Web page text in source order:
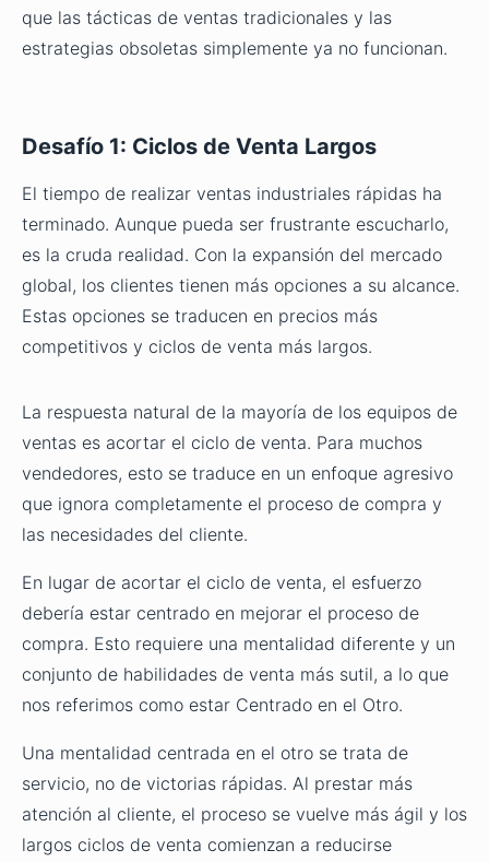
que las tácticas de ventas tradicionales y las
estrategias obsoletas simplemente ya no funcionan.
Desafío 1: Ciclos de Venta Largos
El tiempo de realizar ventas industriales rápidas ha
terminado. Aunque pueda ser frustrante escucharlo,
es la cruda realidad. Con la expansión del mercado
global, los clientes tienen más opciones a su alcance.
Estas opciones se traducen en precios más
competitivos y ciclos de venta más largos.
La respuesta natural de la mayoría de los equipos de
ventas es acortar el ciclo de venta. Para muchos
vendedores, esto se traduce en un enfoque agresivo
que ignora completamente el proceso de compra y
las necesidades del cliente.
En lugar de acortar el ciclo de venta, el esfuerzo
debería estar centrado en mejorar el proceso de
compra. Esto requiere una mentalidad diferente y un
conjunto de habilidades de venta más sutil, a lo que
nos referimos como estar Centrado en el Otro.
Una mentalidad centrada en el otro se trata de
servicio, no de victorias rápidas. Al prestar más
atención al cliente, el proceso se vuelve más ágil y los
largos ciclos de venta comienzan a reducirse